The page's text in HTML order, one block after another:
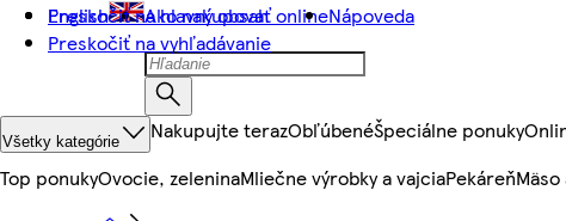
Preskočiť na hlavný obsah
Preskočiť na vyhľadávanie
English Ako nakupovať onlineNápoveda
Všetky kategórie Nakupujte terazObľúbenéŠpeciálne ponuky
Top ponukyOvocie, zeleninaMliečne výrobky a vajciaPekáreň